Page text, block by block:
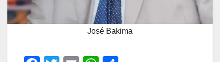
José Bakima